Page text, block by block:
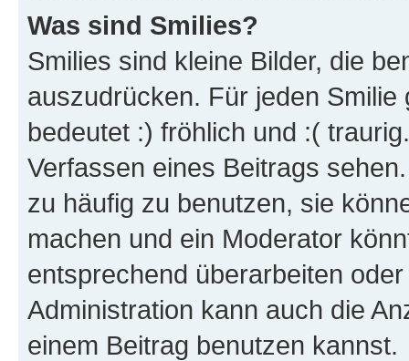
Was sind Smilies?
Smilies sind kleine Bilder, die
auszudrücken. Für jeden
bedeutet :) fröhlich und :(
Verfassen eines Beitrags
zu häufig zu benutzen, sie
machen und ein Moderator
entsprechend überarbeiten
Administration kann auch die
einem Beitrag benutzen kannst.